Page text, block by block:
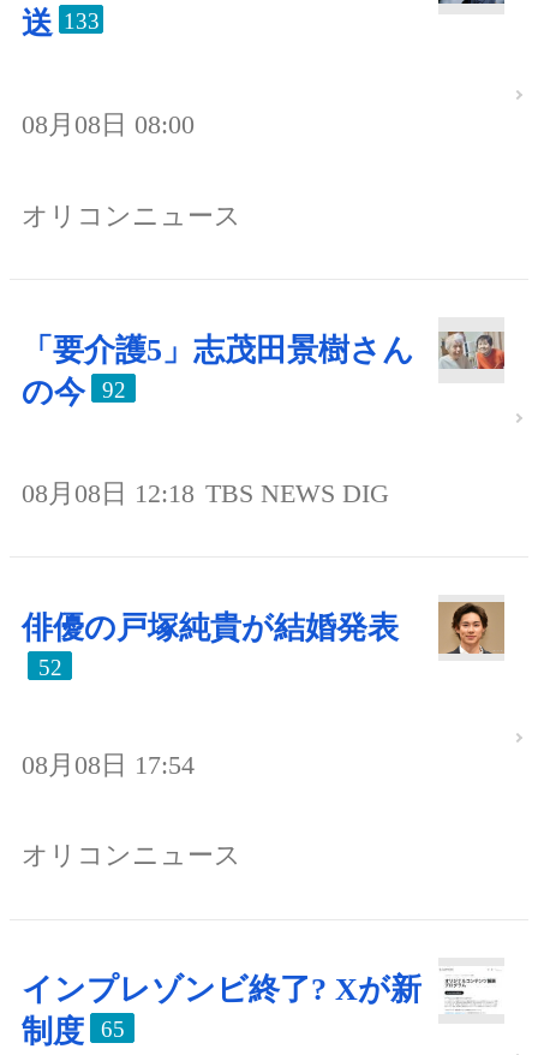
送 133
08月08日 08:00
オリコンニュース
「要介護5」志茂田景樹さん
の今
92
08月08日 12:18 TBS NEWS DIG
俳優の戸塚純貴が結婚発表
52
08月08日 17:54
オリコンニュース
インプレゾンビ終了? Xが新
制度
65